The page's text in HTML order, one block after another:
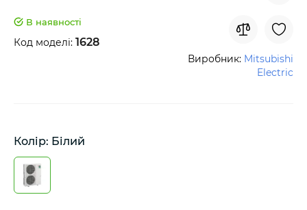
В наявності
Код моделі: 1628
Виробник: Mitsubishi
Electric
Колір: Білий